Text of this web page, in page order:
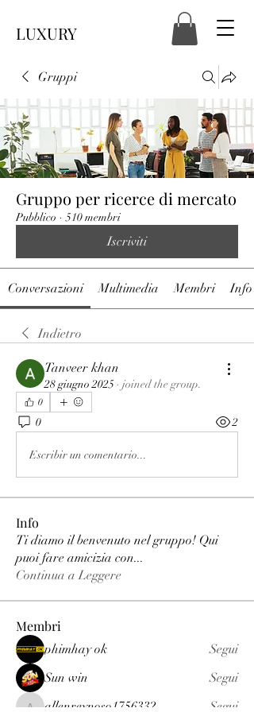
LUXURY
Gruppi
Gruppo per ricerce di mercato
Pubblico · 510 membri
Iscriviti
Conversazioni Multimedia Membri Info
Indietro
Tanveer khan
28 giugno 2025 · joined the group.
0
0 2
Escribir un comentario...
Info
Ti diamo il benvenuto nel gruppo! Qui
puoi fare amicizia con...
Continua a Leggere
Membri
phimhay ok
Segui
Sun win
Segui
allenreynoso1756332 Segui